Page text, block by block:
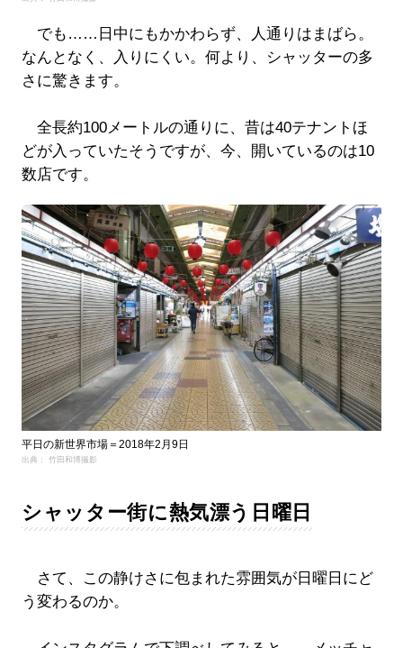
でも……日中にもかかわらず、人通りはまばら。
なんとなく、入りにくい。何より、シャッターの多
さに驚きます。
全長約100メートルの通りに、昔は40テナントほ
どが入っていたそうですが、今、開いているのは10
数店です。
平日の新世界市場＝2018年2月9日
出典： 竹田和博撮影
シャッター街に熱気漂う日曜日
さて、この静けさに包まれた雰囲気が日曜日にど
う変わるのか。